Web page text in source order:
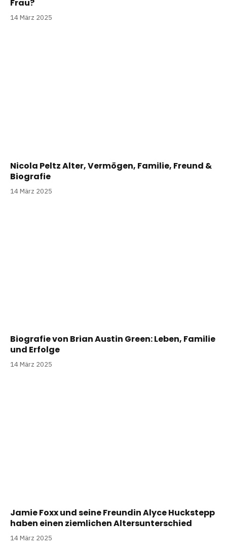
Frau?
14 März 2025
Nicola Peltz Alter, Vermögen, Familie, Freund &
Biografie
14 März 2025
Biografie von Brian Austin Green: Leben, Familie
und Erfolge
14 März 2025
Jamie Foxx und seine Freundin Alyce Huckstepp
haben einen ziemlichen Altersunterschied
14 März 2025